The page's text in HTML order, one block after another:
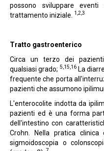
possono sviluppare
trattamento iniziale.
1,2,3
Tratto gastroenterico
Circa un terzo dei
qualsiasi grado; 5,15,16La
frequente che porta
pazienti che assumono
L'enterocolite indotta da
pazienti ed è una forma
dell'intestino con
Crohn. Nella pratica clinica
sigmoidoscopia o